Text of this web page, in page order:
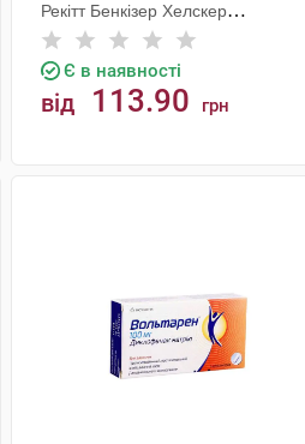
Рекітт Бенкізер Хелскер
Інтернешнл
Є в наявності
від 113.90 грн